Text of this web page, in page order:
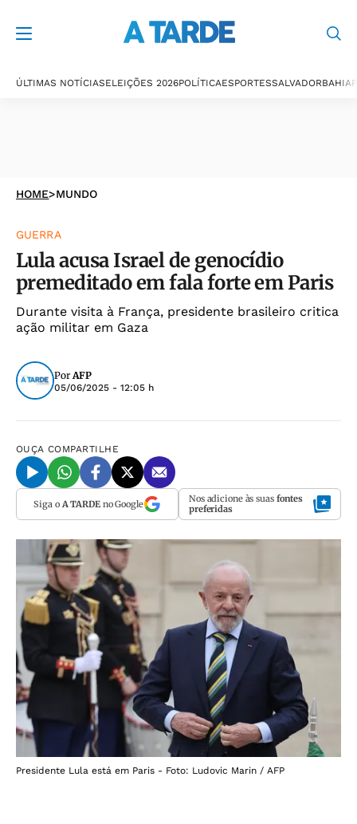
ÚLTIMAS NOTÍCIASELEIÇÕES 2026POLÍTICAESPORTESSALVADORBAHIA
HOME>MUNDO
GUERRA
Lula acusa Israel de genocídio
premeditado em fala forte em Paris
Durante visita à França, presidente brasileiro critica
ação militar em Gaza
PorAFP
05/06/2025 - 12:05 h
OUÇA COMPARTILHE
Siga o A TARDEno Google Nos adicione às suas fontes
preferidas
Presidente Lula está em Paris - Foto: Ludovic Marin / AFP